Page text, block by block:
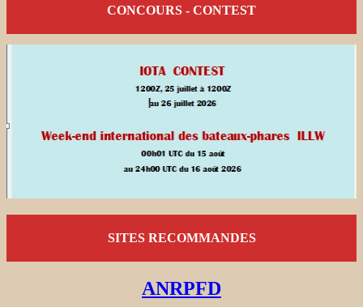
CONCOURS - CONTEST
SITES RECOMMANDES
ANRPFD